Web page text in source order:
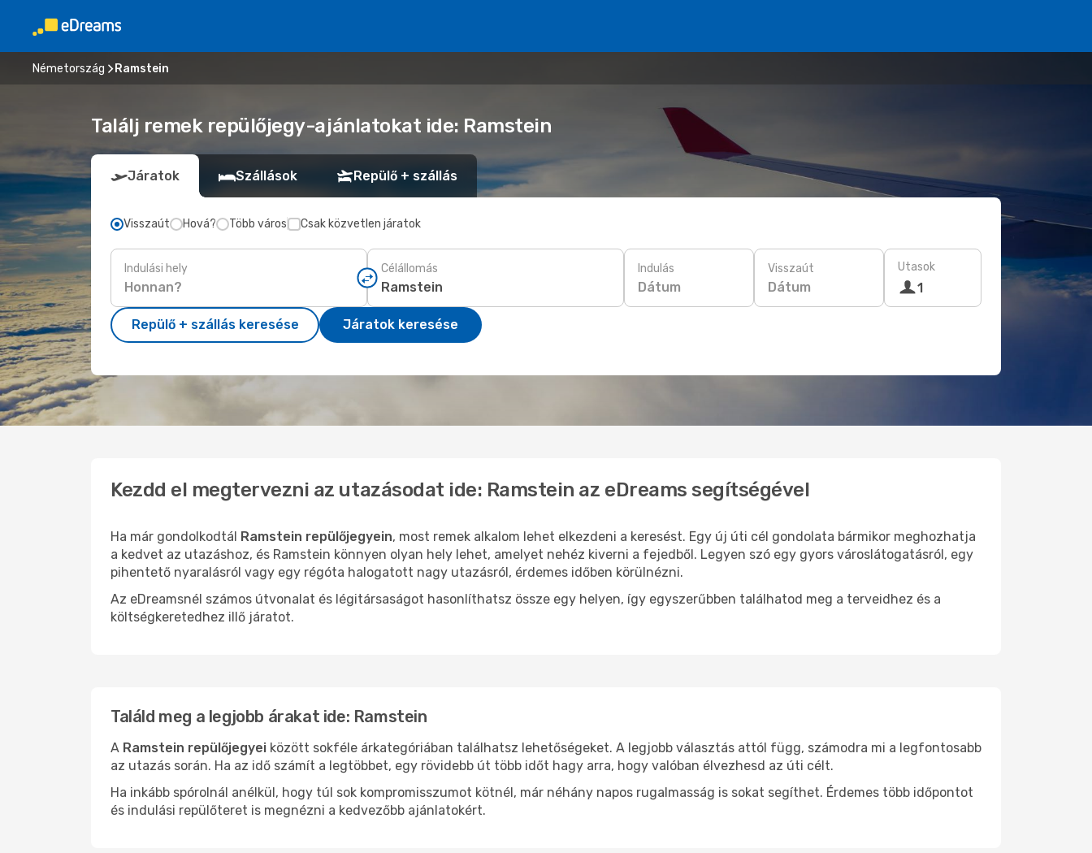
Németország Ramstein
Találj remek repülőjegy-ajánlatokat ide: Ramstein
Járatok Szállások Repülő + szállás
Visszaút Hová? Több város Csak közvetlen járatok
Indulási hely Célállomás Indulás
Dátum
Visszaút
Dátum
Utasok
1
Repülő + szállás keresése Járatok keresése
Kezdd el megtervezni az utazásodat ide: Ramstein az eDreams segítségével
Ha már gondolkodtál Ramstein repülőjegyein, most remek alkalom lehet elkezdeni a keresést. Egy új úti cél gondolata bármikor meghozhatja
a kedvet az utazáshoz, és Ramstein könnyen olyan hely lehet, amelyet nehéz kiverni a fejedből. Legyen szó egy gyors városlátogatásról, egy
pihentető nyaralásról vagy egy régóta halogatott nagy utazásról, érdemes időben körülnézni.
Az eDreamsnél számos útvonalat és légitársaságot hasonlíthatsz össze egy helyen, így egyszerűbben találhatod meg a terveidhez és a
költségkeretedhez illő járatot.
Találd meg a legjobb árakat ide: Ramstein
A Ramstein repülőjegyei között sokféle árkategóriában találhatsz lehetőségeket. A legjobb választás attól függ, számodra mi a legfontosabb
az utazás során. Ha az idő számít a legtöbbet, egy rövidebb út több időt hagy arra, hogy valóban élvezhesd az úti célt.
Ha inkább spórolnál anélkül, hogy túl sok kompromisszumot kötnél, már néhány napos rugalmasság is sokat segíthet. Érdemes több időpontot
és indulási repülőteret is megnézni a kedvezőbb ajánlatokért.